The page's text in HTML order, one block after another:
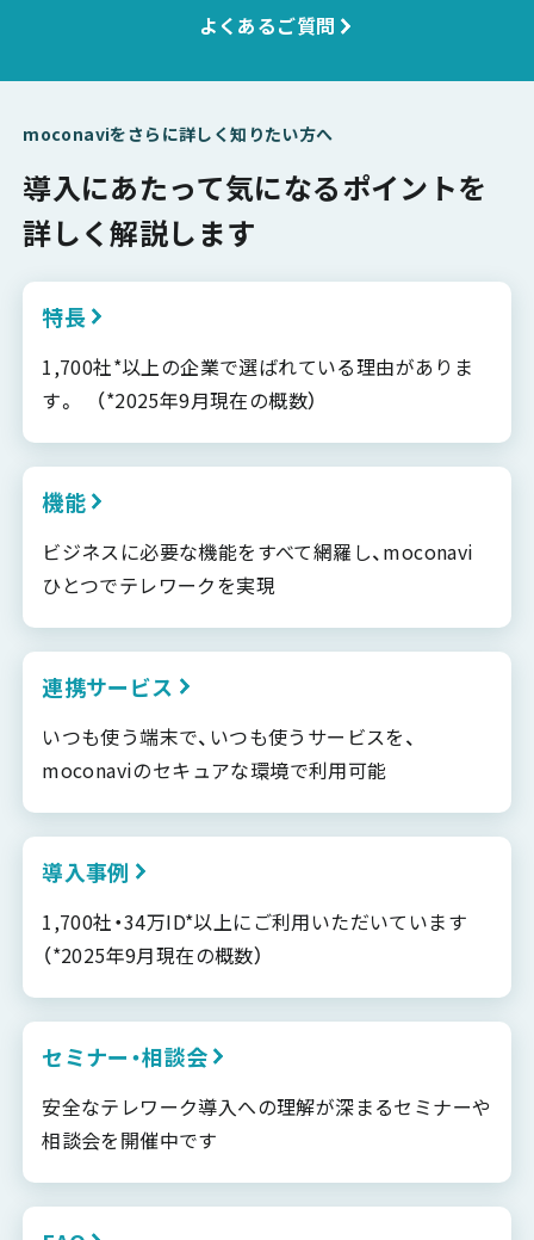
よくあるご質問
moconaviをさらに詳しく知りたい方へ
導入にあたって気になるポイントを
詳しく解説します
特長
1,700社*以上の企業で選ばれている理由がありま
す。 （*2025年9月現在の概数）
機能
ビジネスに必要な機能をすべて網羅し、moconavi
ひとつでテレワークを実現
連携サービス
いつも使う端末で、いつも使うサービスを、
moconaviのセキュアな環境で利用可能
導入事例
1,700社・34万ID*以上にご利用いただいています
（*2025年9月現在の概数）
セミナー・相談会
安全なテレワーク導入への理解が深まるセミナーや
相談会を開催中です